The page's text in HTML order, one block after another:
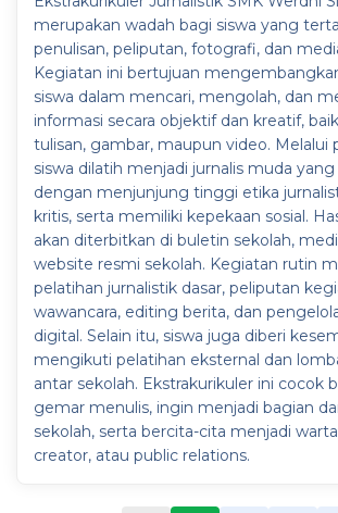
merupakan wadah bagi siswa yang
penulisan, peliputan, fotografi, dan
Kegiatan ini bertujuan
siswa dalam mencari, mengolah, dan
informasi secara objektif dan kreatif,
tulisan, gambar, maupun video. Melalui
siswa dilatih menjadi jurnalis muda
dengan menjunjung tinggi etika
kritis, serta memiliki kepekaan sosial.
akan diterbitkan di buletin sekolah,
website resmi sekolah. Kegiatan rutin
pelatihan jurnalistik dasar, peliputan
wawancara, editing berita, dan
digital. Selain itu, siswa juga diberi
mengikuti pelatihan eksternal dan
antar sekolah. Ekstrakurikuler ini cocok
gemar menulis, ingin menjadi bagian
sekolah, serta bercita-cita menjadi
creator, atau public relations.